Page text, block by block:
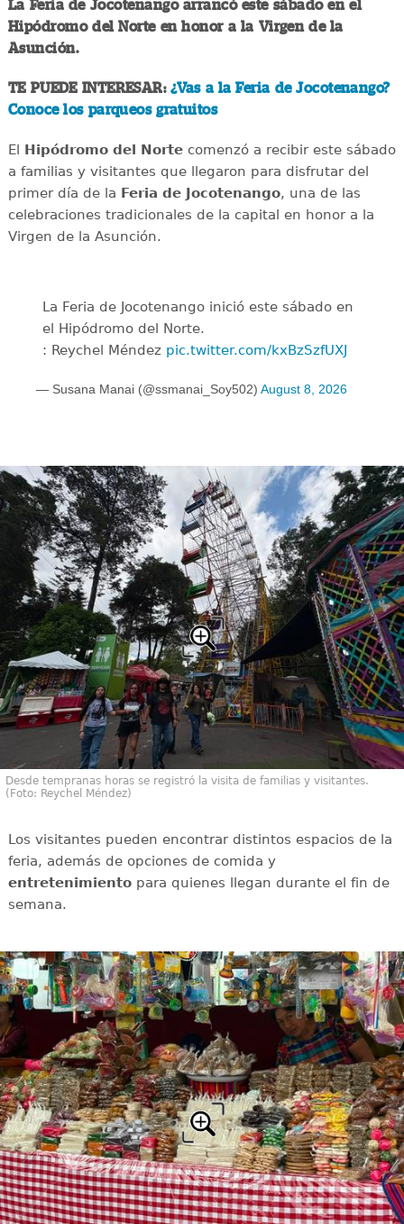
La Feria de Jocotenango arrancó este sábado en el
Hipódromo del Norte en honor a la Virgen de la
Asunción.
TE PUEDE INTERESAR:¿Vas a la Feria de Jocotenango?
Conoce los parqueos gratuitos
El Hipódromo del Nortecomenzó a recibir este sábado
a familias y visitantes que llegaron para disfrutar del
primer día de la Feria de Jocotenango, una de las
celebraciones tradicionales de la capital en honor a la
Virgen de la Asunción.
La Feria de Jocotenango inició este sábado en
el Hipódromo del Norte.
: Reychel Méndez pic.twitter.com/kxBzSzfUXJ
— Susana Manai (@ssmanai_Soy502) August 8, 2026
Desde tempranas horas se registró la visita de familias y visitantes.
(Foto: Reychel Méndez)
Los visitantes pueden encontrar distintos espacios de la
feria, además de opciones de comida y
entretenimientopara quienes llegan durante el fin de
semana.